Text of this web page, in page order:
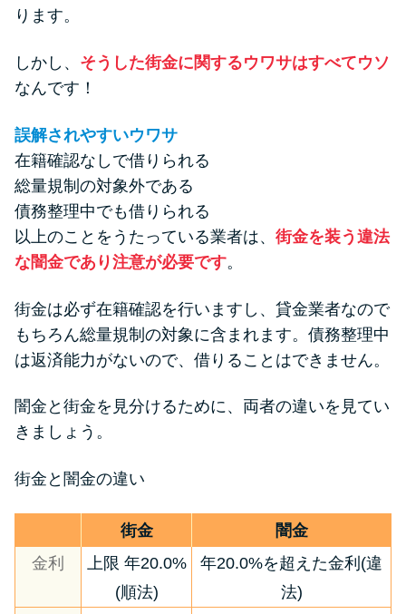
ります。
しかし、 そうした街金に関するウワサはすべてウソ
なんです！
誤解されやすいウワサ
在籍確認なしで借りられる
総量規制の対象外である
債務整理中でも借りられる
以上のことをうたっている業者は、 街金を装う違法
な闇金であり注意が必要です。
街金は必ず在籍確認を行いますし、貸金業者なので
もちろん総量規制の対象に含まれます。債務整理中
は返済能力がないので、借りることはできません。
闇金と街金を見分けるために、両者の違いを見てい
きましょう。
街金と闇金の違い
街金
闇金
金利
上限 年20.0%
(順法)
年20.0%を超えた金利(違
法)